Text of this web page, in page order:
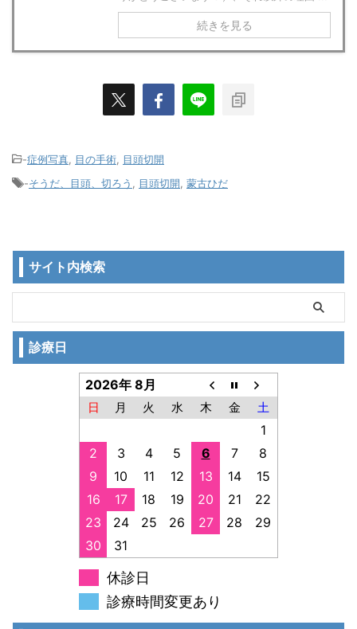
続きを見る
-症例写真 目の手術
目頭切開
-そうだ、目頭、切ろう 目頭切開 蒙古ひだ
サイト内検索
診療日
2026年 8月
日 月 火 水 木 金 土
1
2
3 4 5 6 7
8
9
10 11 12 13 14
15
16
17 18 19 20 21
22
23
24 25 26 27 28
29
30
31
休診日
診療時間変更あり